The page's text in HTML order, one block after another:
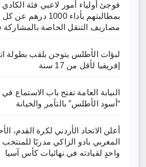
فوجئ أولياء أمور لاعبي فئة الكادي
بمطالبتهم بأداء 1000
مصاريف التنقل الخاصة بالمشاركة
لبؤات الأطلس يتوجن بلقب بطولة
إفريقيا لأقل من 17 سنة
النيابة العامة تفتح باب الاستماع
“أسود الأطلس” بالتآمر والخيانة
أعلن الاتحاد الأردني لكرة القدم،
المغربي بادو الزاكي مدربًا
واحدٍ لقيادته ​في نهائيات كأس آسيا